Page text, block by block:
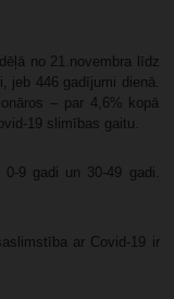
no 21.novembra līdz
jeb 446 gadījumi dienā.
– par 4,6% kopā
19 slimības gaitu.
9 gadi un 30-49 gadi.
ar Covid-19 ir